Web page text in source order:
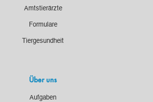
Amtstierärzte
Formulare
Tiergesundheit
Über uns
Aufgaben